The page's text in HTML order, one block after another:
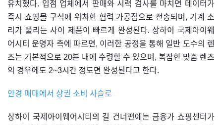
유치했다. 입점 업체에서 판매와 시력 검사를 마치면 데이터가
즉시 쇼핑몰 구석에 위치한 협력 가공점으로 전송되며, 기계 소
리가 울리는 사이 제품이 빠르게 완성된다. 상하이 국제아이웨
어시티 운영자 측에 따르면, 이러한 공정을 통해 일반 도수의 렌
즈는 기본적으로 20분 내에 수령할 수 있으며, 복잡한 맞춤 렌즈
의 경우에도 2~3시간 정도면 완성된다고 한다.
안경 매대에서 상권 소비 사슬로
상하이 국제아이웨어시티의 길 건너편에는 금융가 쇼핑센터가